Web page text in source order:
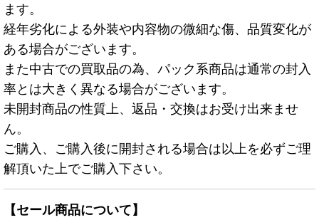
ます。
経年劣化による外装や内容物の微細な傷、品質変化が
ある場合がございます。
また中古での買取品の為、パック系商品は通常の封入
率とは大きく異なる場合がございます。
未開封商品の性質上、返品・交換はお受け出来ませ
ん。
ご購入、ご購入後に開封される場合は以上を必ずご理
解頂いた上でご購入下さい。
【セール商品について】